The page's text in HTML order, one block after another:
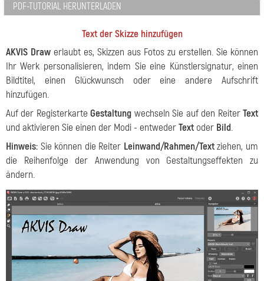
PDF-TUTORIAL HERUNTERLADEN
Text der Skizze hinzufügen
AKVIS Draw erlaubt es, Skizzen aus Fotos zu erstellen. Sie können
Ihr Werk personalisieren, indem Sie eine Künstlersignatur, einen
Bildtitel, einen Glückwunsch oder eine andere Aufschrift
hinzufügen.
Auf der RegisterkarteGestaltung wechseln Sie auf den ReiterText
und aktivieren Sie einen der Modi - entwederText oder Bild.
Hinweis: Sie können die Reiter Leinwand/Rahmen/Textziehen, um
die Reihenfolge der Anwendung von Gestaltungseffekten zu
ändern.